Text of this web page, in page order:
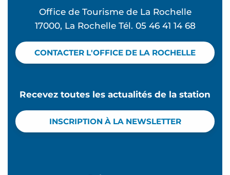
Office de Tourisme de La Rochelle
17000, La Rochelle Tél. 05 46 41 14 68
CONTACTER L'OFFICE DE LA ROCHELLE
Recevez toutes les actualités de la station
INSCRIPTION À LA NEWSLETTER